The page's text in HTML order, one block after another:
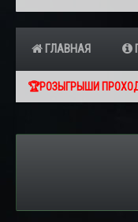
ГЛАВНАЯ
🏆РОЗЫГРЫШИ